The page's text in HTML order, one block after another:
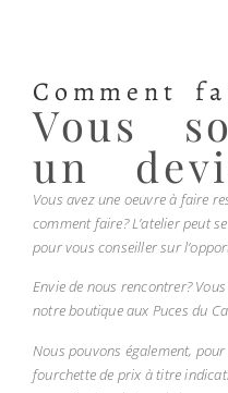
Comment
Vous
un
Vous avez une oeuvre à faire
comment faire? L’atelier peut
pour vous conseiller sur
Envie de nous rencontrer?
notre boutique aux Puces du
Nous pouvons également,
fourchette de prix à titre